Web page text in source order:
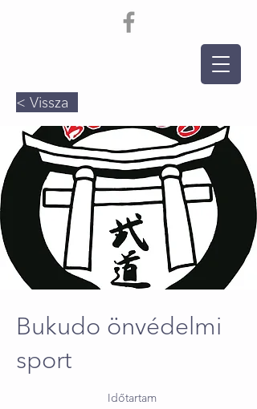
< Vissza
Bukudo önvédelmi
sport
Időtartam